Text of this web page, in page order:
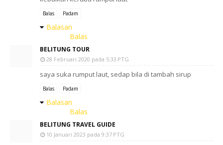
Balas Padam
Balasan
Balas
BELITUNG TOUR
28 Februari 2020 pada 5:33 PTG
saya suka rumput laut, sedap bila di tambah sirup
Balas Padam
Balasan
Balas
BELITUNG TRAVEL GUIDE
10 Januari 2023 pada 9:37 PTG